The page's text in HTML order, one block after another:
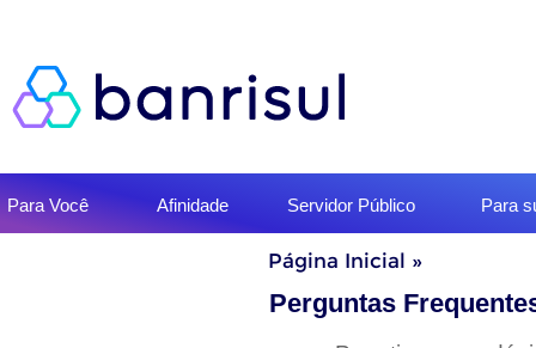
do
menu
Para Você Afinidade Servidor Público Para
Início
doPágina Inicial »
Perguntas